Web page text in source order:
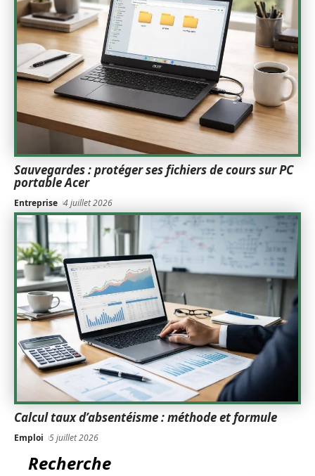
Sauvegardes : protéger ses fichiers de cours sur PC
portable Acer
Entreprise 4 juillet 2026
Calcul taux d’absentéisme : méthode et formule
Emploi 5 juillet 2026
Recherche